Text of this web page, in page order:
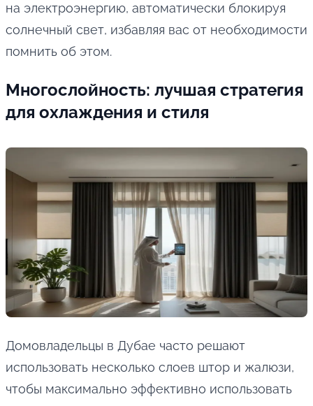
на электроэнергию, автоматически блокируя
солнечный свет, избавляя вас от необходимости
помнить об этом.
Многослойность: лучшая стратегия
для охлаждения и стиля
Домовладельцы в Дубае часто решают
использовать несколько слоев штор и жалюзи,
чтобы максимально эффективно использовать